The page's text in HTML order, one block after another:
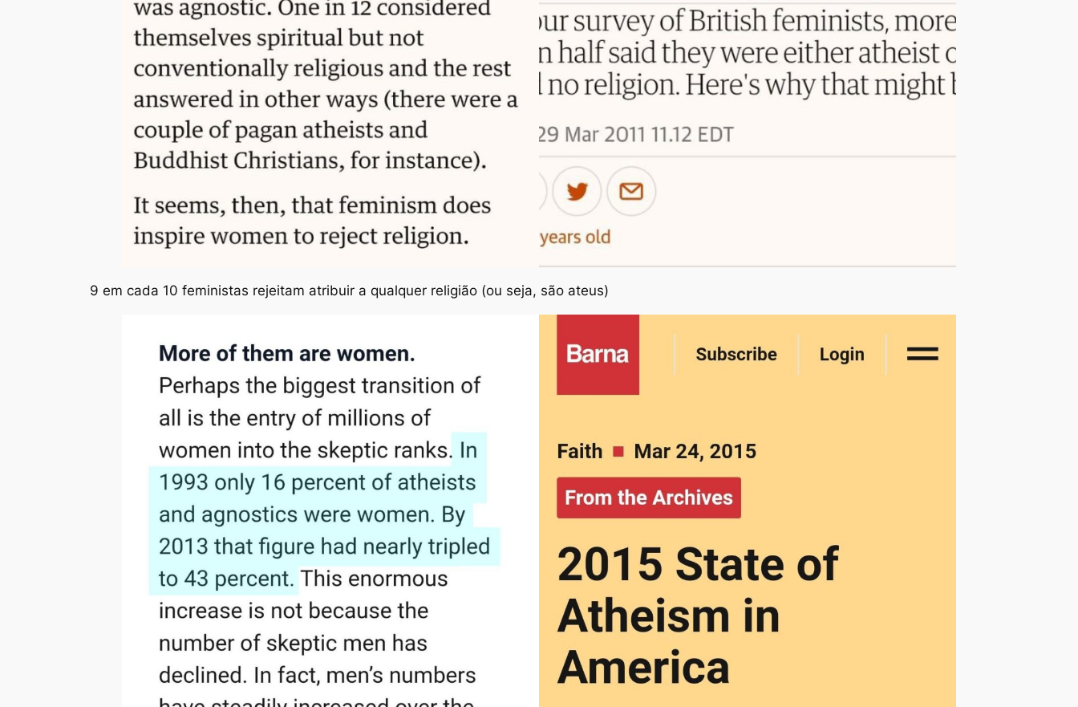
9 em cada 10 feministas rejeitam atribuir a qualquer religião (ou seja, são ateus)